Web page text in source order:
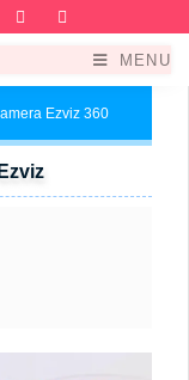
Facebook
MENU
Ezviz 360